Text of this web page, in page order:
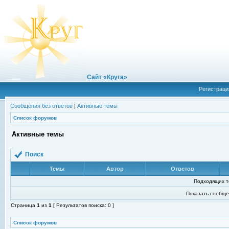
Сайт «Круга»
Сообщения без ответов | Активные темы
Список форумов
Активные темы
Поиск
Темы Автор Ответов
Подходящих
Показать
Страница 1 из 1 [ Результатов поиска: 0 ]
Список форумов